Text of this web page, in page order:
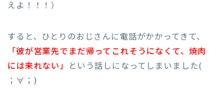
えよ！！！）
すると、ひとりのおじさんに電話がかかってきて、
「彼が営業先でまだ帰ってこれそうになくて、焼肉
には来れない」
という話しになってしまいました(
；∀；)